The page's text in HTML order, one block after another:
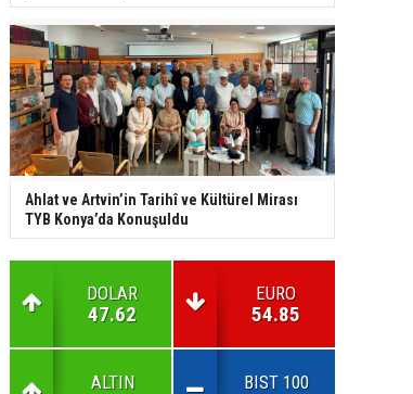
Ahlat ve Artvin’in Tarihî ve Kültürel Mirası
TYB Konya’da Konuşuldu
DOLAR
47.62
EURO
54.85
ALTIN BIST 100